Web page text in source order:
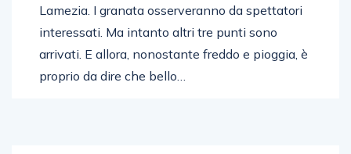
Lamezia. I granata osserveranno da spettatori
interessati. Ma intanto altri tre punti sono
arrivati. E allora, nonostante freddo e pioggia, è
proprio da dire che bello…